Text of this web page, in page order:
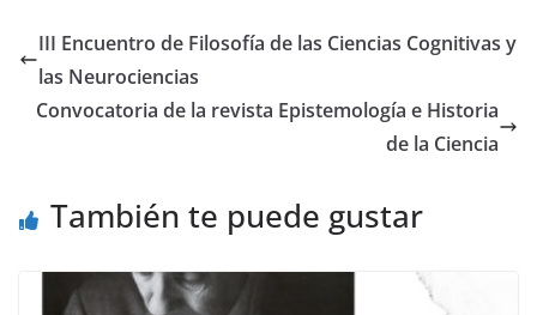
e e
n
III Encuentro de Filosofía de las Ciencias Cognitivas y
las Neurociencias
Convocatoria de la revista Epistemología e Historia
de la Ciencia
También te puede gustar